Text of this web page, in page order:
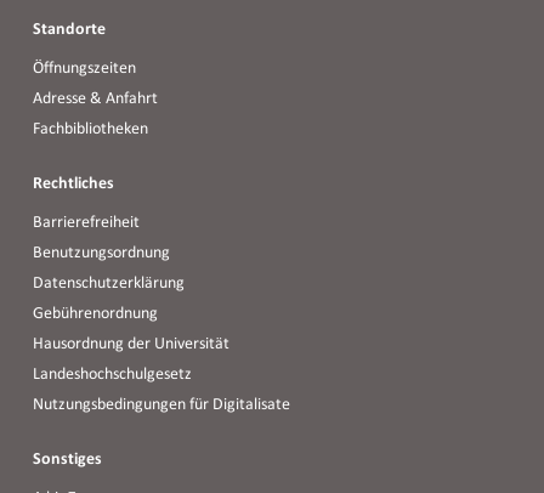
Standorte
Öffnungszeiten
Adresse & Anfahrt
Fachbibliotheken
Rechtliches
Barrierefreiheit
Benutzungsordnung
Datenschutzerklärung
Gebührenordnung
Hausordnung der Universität
Landeshochschulgesetz
Nutzungsbedingungen für Digitalisate
Sonstiges